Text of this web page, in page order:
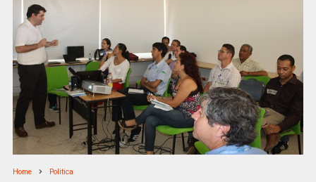
Home Politica